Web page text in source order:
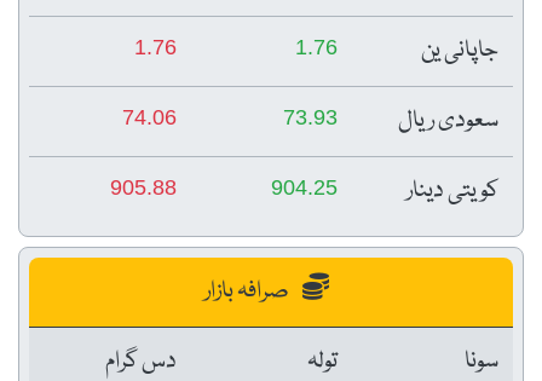
جاپانی ین 1.76
1.76
سعودی ریال 73.93
74.06
کویتی دینار 904.25
905.88
صرافہ بازار
سونا
تولہ
دس گرام